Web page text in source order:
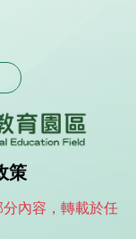
策
內容，轉載於任